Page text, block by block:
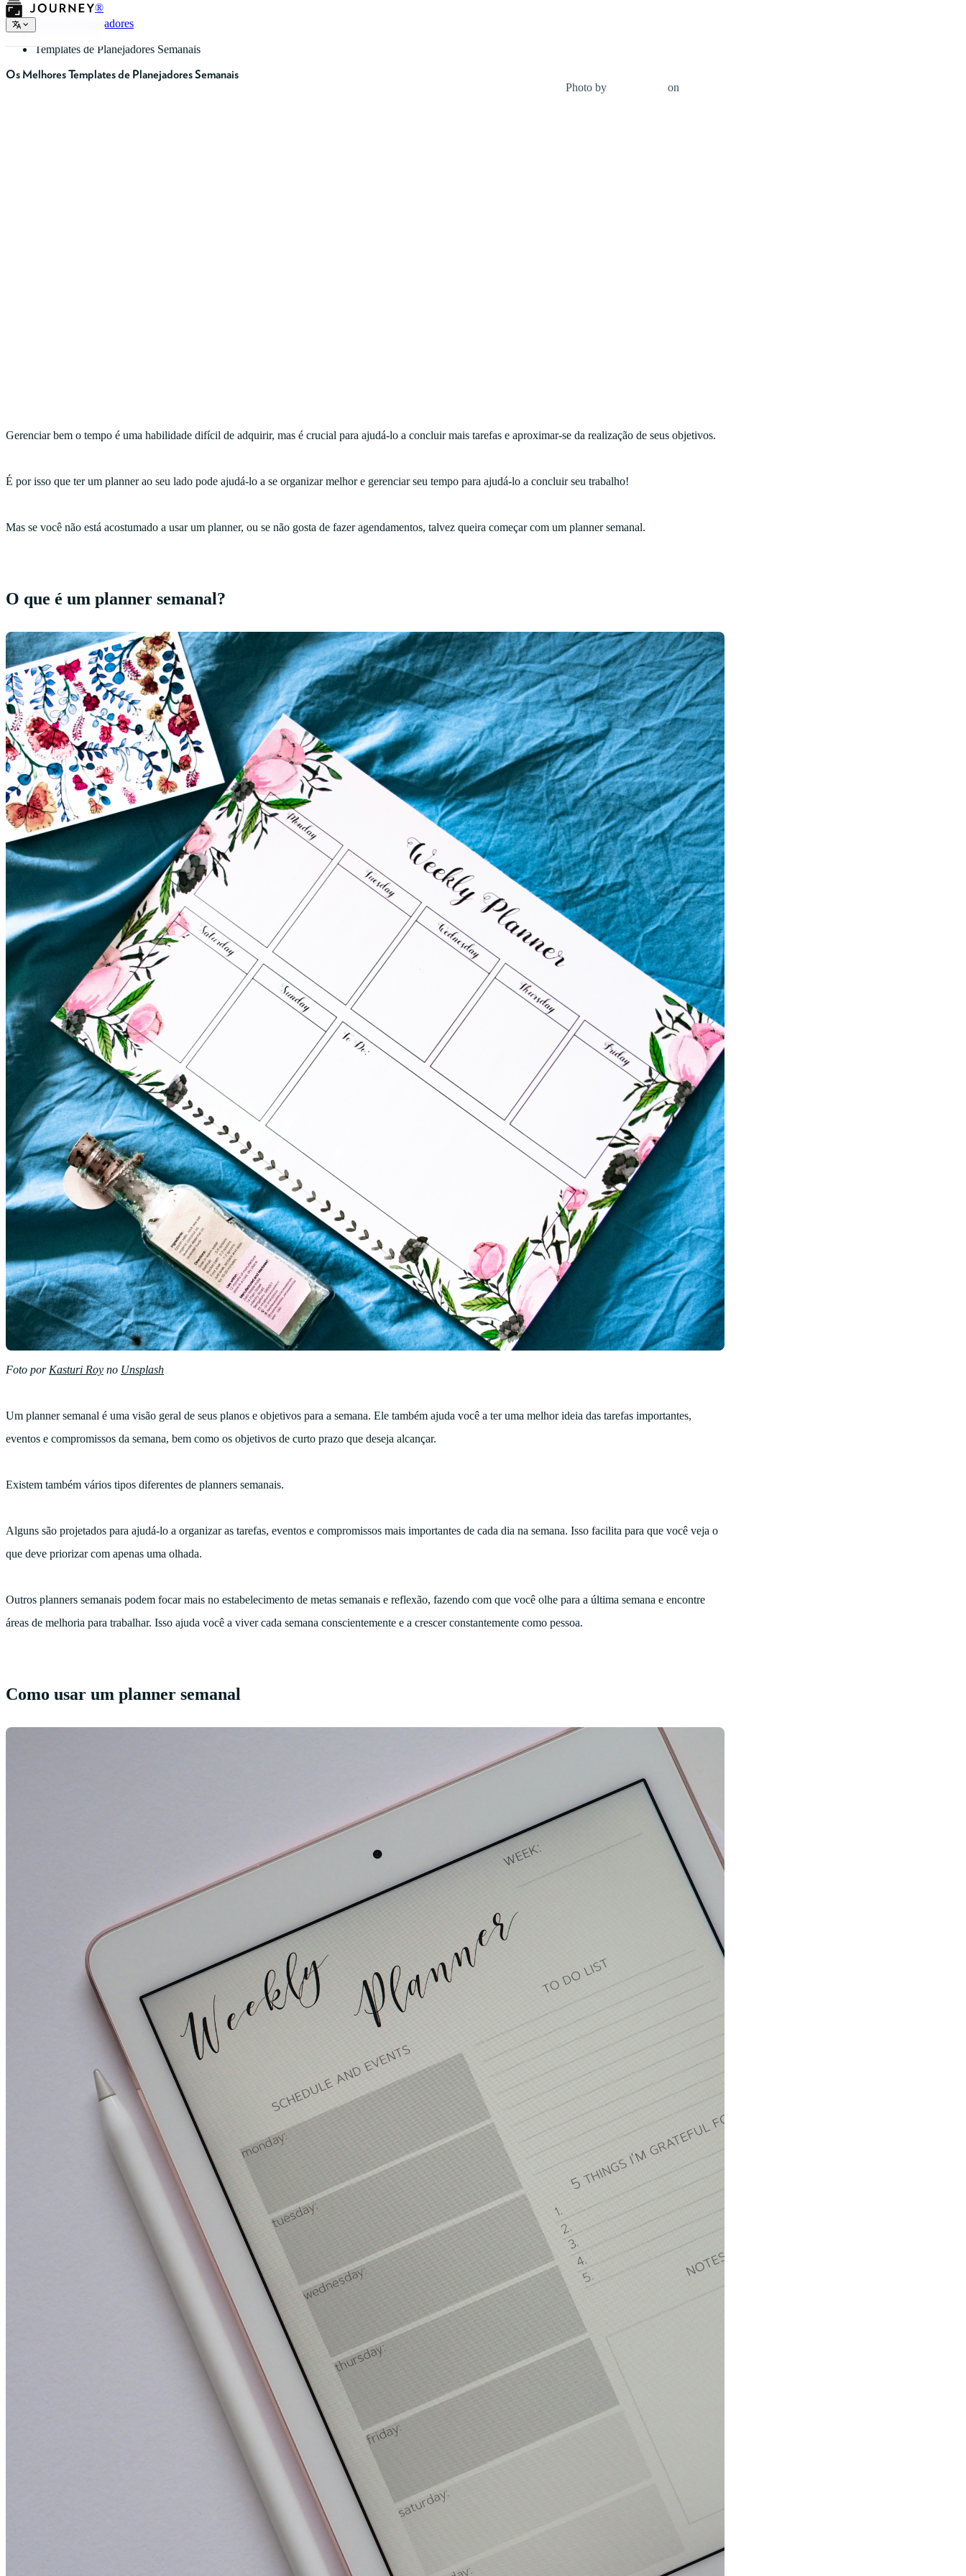
®
Tipos de Planejadores
Templates de Planejadores Semanais
Os Melhores Templates de Planejadores Semanais
Photo by on
Gerenciar bem o tempo é uma habilidade difícil de adquirir, mas é crucial para ajudá-lo a concluir mais tarefas e aproximar-se da realização de seus objetivos.
É por isso que ter um planner ao seu lado pode ajudá-lo a se organizar melhor e gerenciar seu tempo para ajudá-lo a concluir seu trabalho!
Mas se você não está acostumado a usar um planner, ou se não gosta de fazer agendamentos, talvez queira começar com um planner semanal.
O que é um planner semanal?
Foto por Kasturi Roy no Unsplash
Um planner semanal é uma visão geral de seus planos e objetivos para a semana. Ele também ajuda você a ter uma melhor ideia das tarefas importantes,
eventos e compromissos da semana, bem como os objetivos de curto prazo que deseja alcançar.
Existem também vários tipos diferentes de planners semanais.
Alguns são projetados para ajudá-lo a organizar as tarefas, eventos e compromissos mais importantes de cada dia na semana. Isso facilita para que você veja o
que deve priorizar com apenas uma olhada.
Outros planners semanais podem focar mais no estabelecimento de metas semanais e reflexão, fazendo com que você olhe para a última semana e encontre
áreas de melhoria para trabalhar. Isso ajuda você a viver cada semana conscientemente e a crescer constantemente como pessoa.
Como usar um planner semanal